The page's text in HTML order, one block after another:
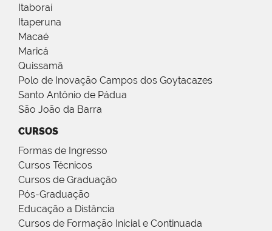
Itaboraí
Itaperuna
Macaé
Maricá
Quissamã
Polo de Inovação Campos dos Goytacazes
Santo Antônio de Pádua
São João da Barra
CURSOS
Formas de Ingresso
Cursos Técnicos
Cursos de Graduação
Pós-Graduação
Educação a Distância
Cursos de Formação Inicial e Continuada